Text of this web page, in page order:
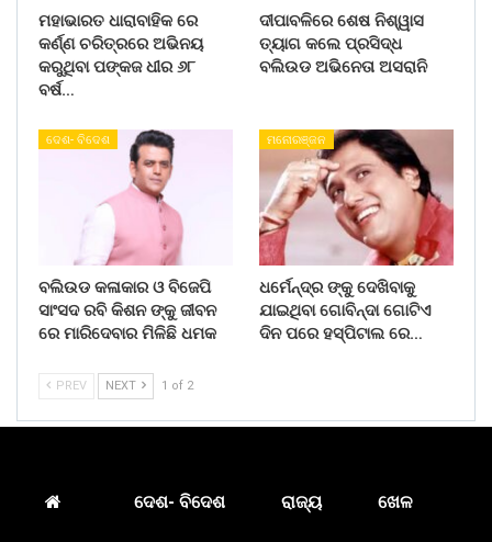
ମହାଭାରତ ଧାରାବାହିକ ରେ
କର୍ଣ୍ଣ ଚରିତ୍ରରେ ଅଭିନୟ
କରୁଥିବା ପଙ୍କଜ ଧୀର ୬୮
ବର୍ଷ…
ଦୀପାବଳିରେ ଶେଷ ନିଶ୍ୱାସ
ତ୍ୟାଗ କଲେ ପ୍ରସିଦ୍ଧ
ବଲିଉଡ ଅଭିନେତା ଅସରାନି
ଦେଶ- ବିଦେଶ
ବଲିଉଡ କଳାକାର ଓ ବିଜେପି
ସାଂସଦ ରବି କିଶନ ଙ୍କୁ ଜୀବନ
ରେ ମାରିଦେବାର ମିଳିଛି ଧମକ
ମନୋରଞ୍ଜନ
ଧର୍ମେନ୍ଦ୍ର ଙ୍କୁ ଦେଖିବାକୁ
ଯାଇଥିବା ଗୋବିନ୍ଦା ଗୋଟିଏ
ଦିନ ପରେ ହସ୍ପିଟାଲ ରେ…
PREV NEXT 1 of 2
ଦେଶ- ବିଦେଶ ରାଜ୍ୟ ଖେଳ